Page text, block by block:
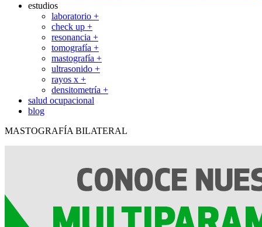
estudios
laboratorio +
check up +
resonancia +
tomografía +
mastografía +
ultrasonido +
rayos x +
densitometría +
salud ocupacional
blog
MASTOGRAFÍA BILATERAL